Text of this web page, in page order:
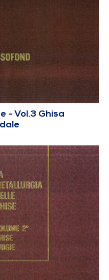
- Vol.3 Ghisa